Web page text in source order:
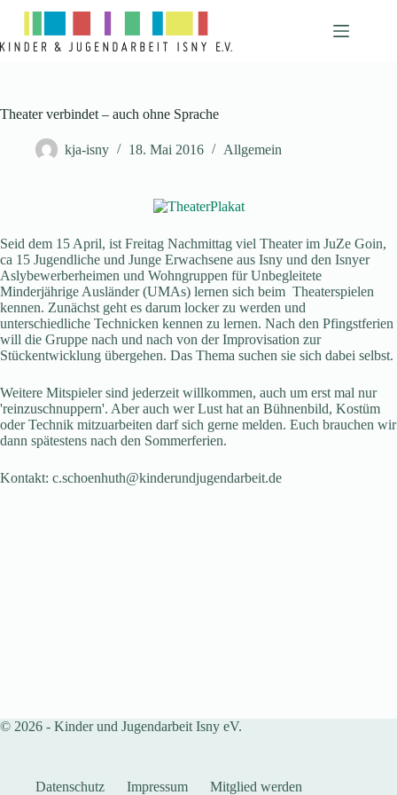
springen
Theater verbindet – auch ohne Sprache
kja-isny 18. Mai 2016 Allgemein
Seid dem 15 April, ist Freitag Nachmittag viel Theater im JuZe Goin,
ca 15 Jugendliche und Junge Erwachsene aus Isny und den Isnyer
Aslybewerberheimen und Wohngruppen für Unbegleitete
Minderjährige Ausländer (UMAs) lernen sich beim Theaterspielen
kennen. Zunächst geht es darum locker zu werden und
unterschiedliche Technicken kennen zu lernen. Nach den Pfingstferien
will die Gruppe nach und nach von der Improvisation zur
Stückentwicklung übergehen. Das Thema suchen sie sich dabei selbst.
Weitere Mitspieler sind jederzeit willkommen, auch um erst mal nur
'reinzuschnuppern'. Aber auch wer Lust hat an Bühnenbild, Kostüm
oder Technik mitzuarbeiten darf sich gerne melden. Euch brauchen wir
dann spätestens nach den Sommerferien.
Kontakt: c.schoenhuth@kinderundjugendarbeit.de
© 2026 - Kinder und Jugendarbeit Isny eV.
Datenschutz Impressum Mitglied werden